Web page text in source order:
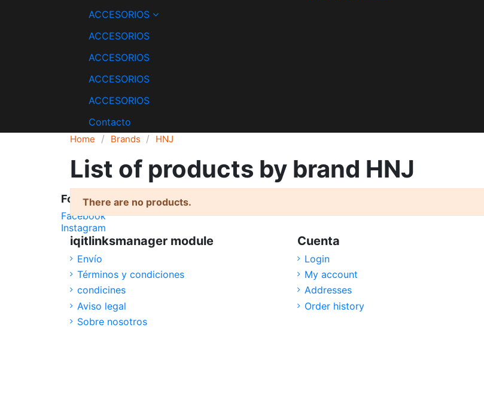
ACCESORIOS
ACCESORIOS
ACCESORIOS
ACCESORIOS
ACCESORIOS
Contacto
Home Brands HNJ
List of products by brand HNJ
There are no products.
Follow us
Facebook
Instagram
iqitlinksmanager module
Envío
Términos y condiciones
condicines
Aviso legal
Sobre nosotros
Cuenta
Login
My account
Addresses
Order history